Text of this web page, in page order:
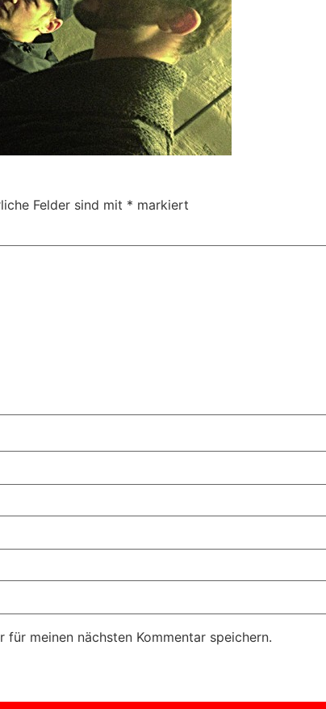
Felder sind mit * markiert
meinen nächsten Kommentar speichern.